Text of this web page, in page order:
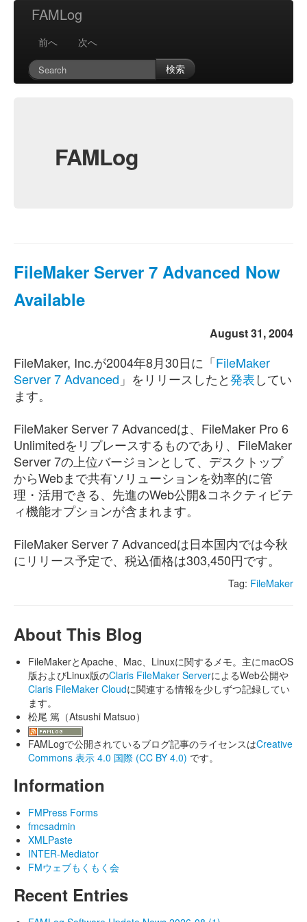
FAMLog
前へ
次へ
検索
FAMLog
FileMaker Server 7 Advanced Now
Available
August 31, 2004
FileMaker, Inc.が2004年8月30日に「FileMaker
Server 7 Advanced 」をリリースしたと発表してい
ます。
FileMaker Server 7 Advancedは、FileMaker Pro 6
Unlimitedをリプレースするものであり、FileMaker
Server 7の上位バージョンとして、デスクトップ
からWebまで共有ソリューションを効率的に管
理・活用できる、先進のWeb公開&コネクティビテ
ィ機能オプションが含まれます。
FileMaker Server 7 Advancedは日本国内では今秋
にリリース予定で、税込価格は303,450円です。
Tag: FileMaker
About This Blog
FileMakerとApache、Mac、Linuxに関するメモ。主にmacOS
版およびLinux版のClaris FileMaker ServerによるWeb公開や
Claris FileMaker Cloudに関連する情報を少しずつ記録してい
ます。
松尾 篤（Atsushi Matsuo）
FAMLogで公開されているブログ記事のライセンスはCreative
Commons 表示 4.0 国際 (CC BY 4.0) です。
Information
FMPress Forms
fmcsadmin
XMLPaste
INTER-Mediator
FMウェブもくもく会
Recent Entries